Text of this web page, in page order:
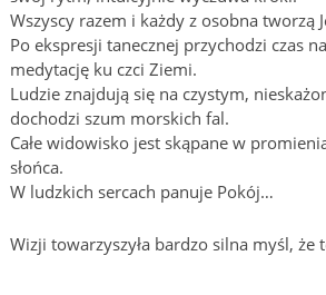
Wszyscy razem i każdy z osobna tworzą
Po ekspresji tanecznej przychodzi czas
medytację ku czci Ziemi.
Ludzie znajdują się na czystym,
dochodzi szum morskich fal.
Całe widowisko jest skąpane w
słońca.
W ludzkich sercach panuje Pokój…
Wizji towarzyszyła bardzo silna myśl, że